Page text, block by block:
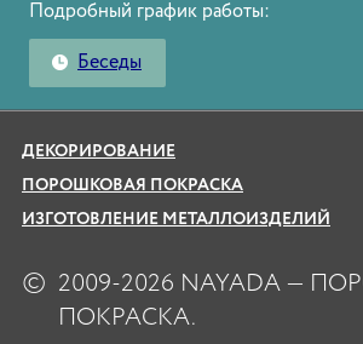
Подробный график работы:
Беседы
ДЕКОРИРОВАНИЕ
ПОРОШКОВАЯ ПОКРАСКА
ИЗГОТОВЛЕНИЕ МЕТАЛЛОИЗДЕЛИЙ
© 2009-2026 NAYADA —
ПОКРАСКА.